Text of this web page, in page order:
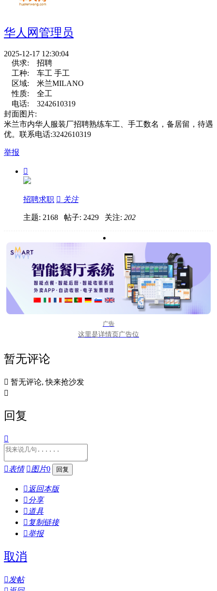
华人网管理员
2025-12-17 12:30:04
供求:
招聘
工种:
车工 手工
区域:
米兰MILANO
性质:
全工
电话:
3242610319
封面图片:
米兰市内华人服装厂招聘熟练车工、手工数名，备居留，待遇
优。联系电话:3242610319
举报

招聘求职  关注
主题: 2168 帖子: 2429 关注: 202
广告
这里是详情页广告位
暂无评论
 暂无评论, 快来抢沙发

回复

表情 图片0
 返回本版
分享
 道具
 复制链接
举报
取消
发帖